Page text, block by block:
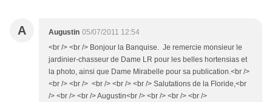
A Augustin 05/07/2011 12:54
<br /> <br /> Bonjour la Banquise. Je remercie monsieur le
jardinier-chasseur de Dame LR pour les belles hortensias et
la photo, ainsi que Dame Mirabelle pour sa publication.<br />
<br /> <br /> <br /> <br /> <br /> Salutations de la Floride,<br
/> <br /> <br /> Augustin<br /> <br /> <br /> <br />